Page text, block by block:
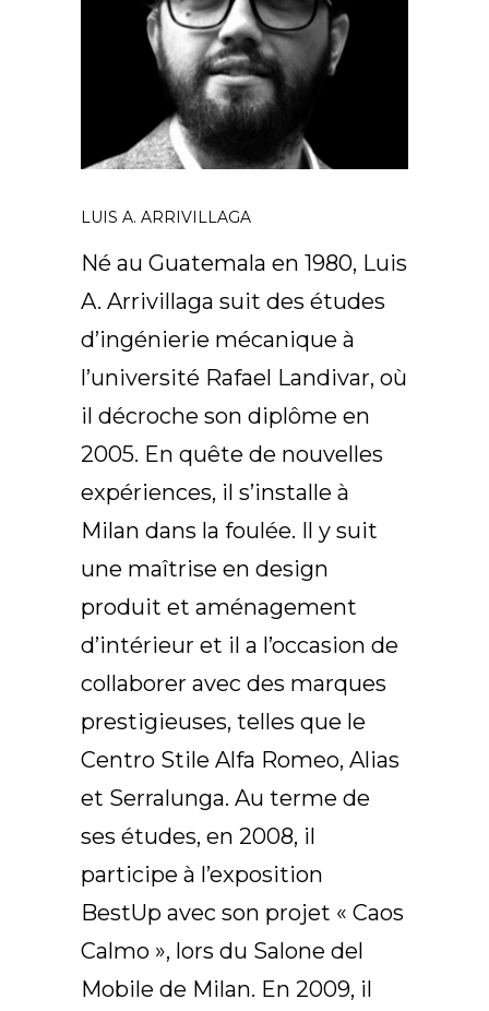
À propos de nous
LUIS A. ARRIVILLAGA
Né au Guatemala en 1980, Luis
A. Arrivillaga suit des études
d’ingénierie mécanique à
l’université Rafael Landivar, où
il décroche son diplôme en
2005. En quête de nouvelles
expériences, il s’installe à
Milan dans la foulée. Il y suit
une maîtrise en design
produit et aménagement
d’intérieur et il a l’occasion de
collaborer avec des marques
prestigieuses, telles que le
Centro Stile Alfa Romeo, Alias
et Serralunga. Au terme de
ses études, en 2008, il
participe à l’exposition
BestUp avec son projet « Caos
Calmo », lors du Salone del
Mobile de Milan. En 2009, il